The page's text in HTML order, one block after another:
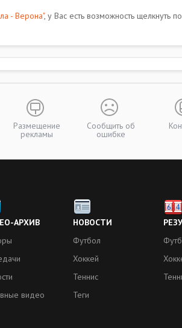
- Верона", у Вас есть возможность щелкнуть
Размещение
рекламы
Сообщить об
ошибке
АРХИВ
видео
НОВОСТИ
Футбол
Хоккей
Теннис
Теги